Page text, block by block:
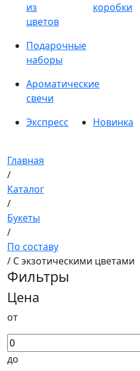
из
цветов
коробки
Подарочные
наборы
Ароматические
свечи
Экспресс
Новинка
Главная
/
Каталог
/
Букеты
/
По составу
/ С экзотическими цветами
Фильтры
Цена
от
до